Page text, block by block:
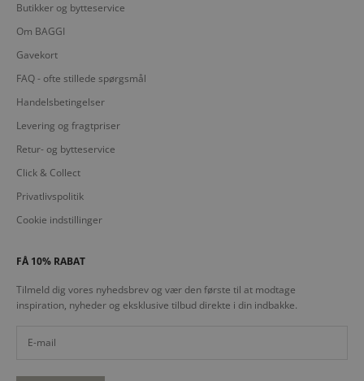
Butikker og bytteservice
Om BAGGI
Gavekort
FAQ - ofte stillede spørgsmål
Handelsbetingelser
Levering og fragtpriser
Retur- og bytteservice
Click & Collect
Privatlivspolitik
Cookie indstillinger
FÅ 10% RABAT
Tilmeld dig vores nyhedsbrev og vær den første til at modtage
inspiration, nyheder og eksklusive tilbud direkte i din indbakke.